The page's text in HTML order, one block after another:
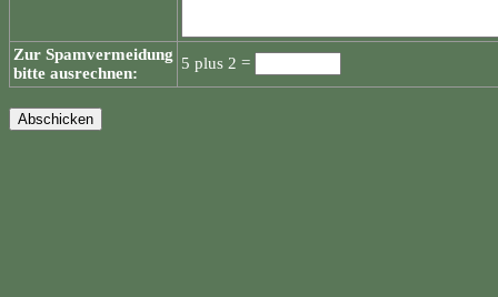
Zur Spamvermeidung
bitte ausrechnen:
5 plus 2 =